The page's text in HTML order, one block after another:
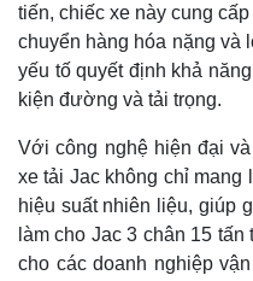
tiến, chiếc xe này cung
chuyển hàng hóa nặng và
yếu tố quyết định khả
kiện đường và tải trọng.
Với công nghệ hiện đại
xe tải Jac không chỉ mang
hiệu suất nhiên liệu, giúp
làm cho Jac 3 chân 15
cho các doanh nghiệp